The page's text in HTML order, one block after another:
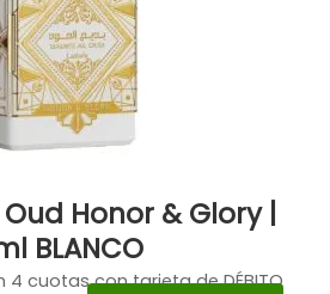
Oud Honor & Glory |
BLANCO
4 cuotas con tarjeta de DÉBITO